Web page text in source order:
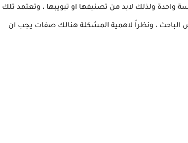
واحدة ولذلك لابد من تصنيفها او تبويبها ، وتعتمد تلك
الباحث ، ونظراً لاهمية المشكلة هنالك صفات يجب ان